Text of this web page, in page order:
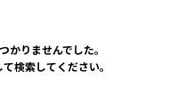
かりませんでした。
検索してください。